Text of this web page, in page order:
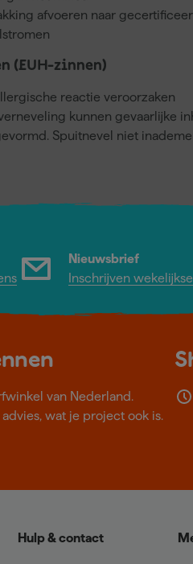
afvoeren naar
(EUH-zinnen)
reactie veroorzaken
verneveling kunnen gevaarlijke
Spuitnevel niet
Nieuwsbrief
Inschrijven
van Nederland.
wat je project ook is.
Hulp & contact